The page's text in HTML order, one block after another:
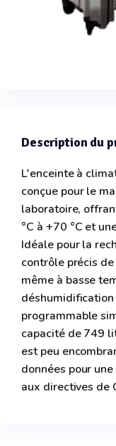
Description du
L'enceinte à
conçue pour le
laboratoire,
°C à +70 °C et
Idéale pour la
contrôle précis
même à basse
déshumidification
programmable
capacité de 749
est peu
données pour
aux directives de